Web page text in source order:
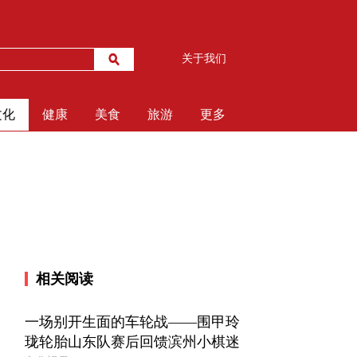
关于我们
化 健康 美食 旅游 更多
相关阅读
一场别开生面的车轮战——围甲玲
珑轮胎山东队赛后回馈滨州小棋迷